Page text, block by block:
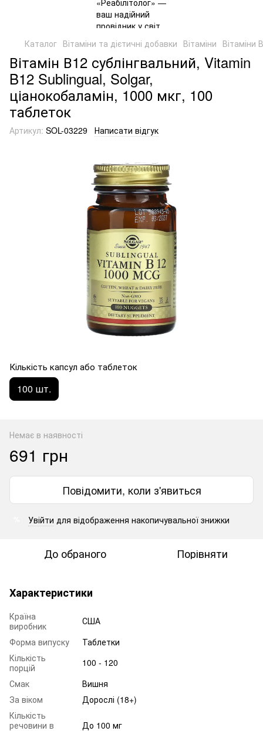
Каталог Вітаміни та дієтичні добавки Вітаміни Вітаміни В
Вітамін В12 сублінгвальний, Vitamin
B12 Sublingual, Solgar,
ціанокобаламін, 1000 мкг, 100
таблеток
Артикул: SOL-03229 Написати відгук
Кількість капсул або таблеток
100 шт.
Немає в наявності
691 грн
Повідомити, коли з'явиться
Увійти для відображення накопичувальної знижки
До обраного Порівняти
Характеристики
Країна
виробник
США
Форма випуску
Таблетки
Кількість
порцій
100 - 120
Смак
Вишня
За віком
Дорослі (18+)
Кількість
речовини в
До 100 мг